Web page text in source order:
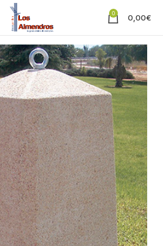
0 0,00€